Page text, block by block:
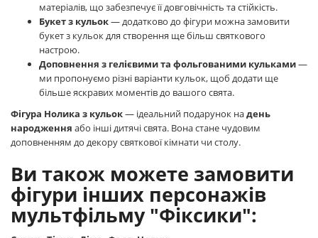
матеріалів, що забезпечує її довговічність та стійкість.
Букет з кульок— додатково до фігури можна замовити
букет з кульок для створення ще більш святкового
настрою.
Доповнення з гелієвими та фольгованими кульками—
ми пропонуємо різні варіанти кульок, щоб додати ще
більше яскравих моментів до вашого свята.
Фігура Нолика з кульок— ідеальний подарунок надень
народження або інші дитячі свята. Вона стане чудовим
доповненням до декору святкової кімнати чи столу.
Ви також можете замовити
фігури інших персонажів
мультфільму "Фіксики":